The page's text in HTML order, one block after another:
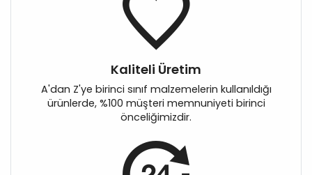
Kaliteli Üretim
A'dan Z'ye birinci sınıf malzemelerin kullanıldığı
ürünlerde, %100 müşteri memnuniyeti birinci
önceliğimizdir.